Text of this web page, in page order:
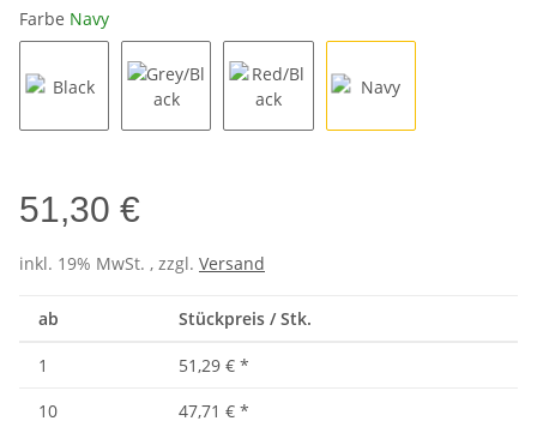
Farbe Navy
51,30 €
inkl. 19% MwSt. , zzgl. Versand
ab Stückpreis / Stk.
1 51,29 € *
10
47,71 € *